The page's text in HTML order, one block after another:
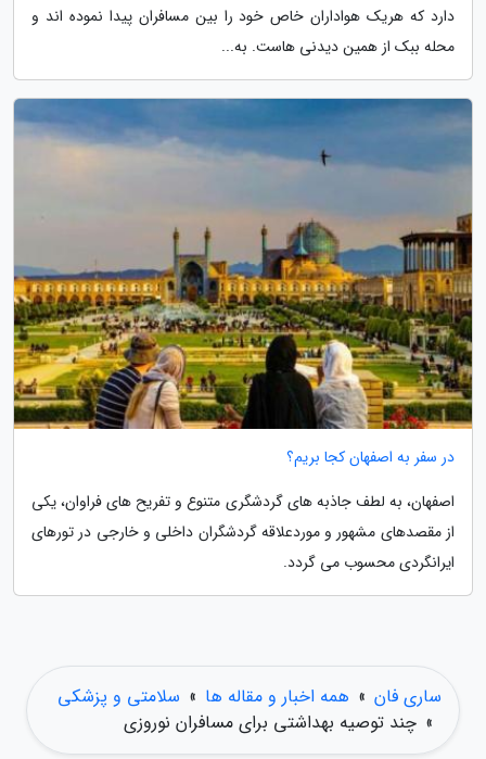
دارد که هریک هواداران خاص خود را بین مسافران پیدا نموده اند و
محله ببک از همین دیدنی هاست. به...
در سفر به اصفهان کجا بریم؟
اصفهان، به لطف جاذبه های گردشگری متنوع و تفریح های فراوان، یکی
از مقصدهای مشهور و موردعلاقه گردشگران داخلی و خارجی در تورهای
ایرانگردی محسوب می گردد.
ساری فان » همه اخبار و مقاله ها » سلامتی و پزشکی
» چند توصیه بهداشتی برای مسافران نوروزی